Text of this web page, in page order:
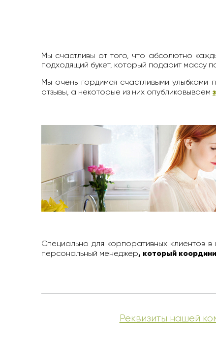
Мы счастливы от того, что абсолютно
подходящий букет, который подарит массу
Мы очень гордимся счастливыми
отзывы, а некоторые из них опубликовываем
Специально для корпоративных клиентов
персональный менеджер, который
Реквизиты нашей